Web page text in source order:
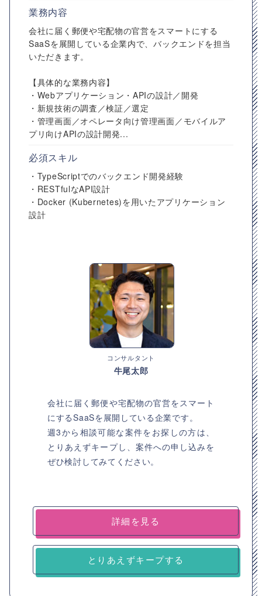
業務内容
会社に届く郵便や宅配物の官営をスマートにする
SaaSを展開している企業内で、バックエンドを担当
いただきます。
【具体的な業務内容】
・Webアプリケーション・APIの設計／開発
・新規技術の調査／検証／選定
・管理画面／オペレータ向け管理画面／モバイルア
プリ向けAPIの設計開発...
必須スキル
・TypeScriptでのバックエンド開発経験
・RESTfulなAPI設計
・Docker (Kubernetes)を用いたアプリケーション
設計
コンサルタント
牛尾太郎
会社に届く郵便や宅配物の官営をスマート
にするSaaSを展開している企業です。
週3から相談可能な案件をお探しの方は、
とりあえずキープし、案件への申し込みを
ぜひ検討してみてください。
詳細を見る
とりあえずキープする